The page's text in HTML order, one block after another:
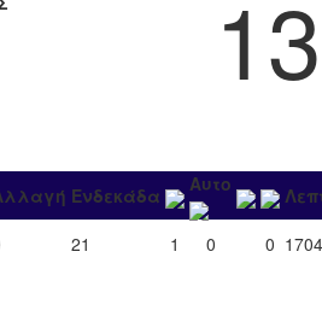
13
Ενδεκάδα Αυτο
21 1 0 0 1704